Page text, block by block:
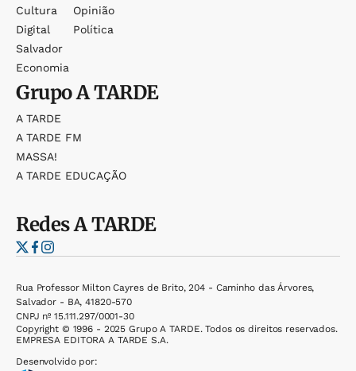
Cultura
Digital
Salvador
Economia
Opinião
Política
GrupoA TARDE
A TARDE
A TARDE FM
MASSA!
A TARDE EDUCAÇÃO
RedesA TARDE
Rua Professor Milton Cayres de Brito, 204 - Caminho das Árvores,
Salvador - BA, 41820-570
CNPJ nº 15.111.297/0001-30
Copyright © 1996 - 2025 Grupo A TARDE. Todos os direitos reservados.
EMPRESA EDITORA A TARDE S.A.
Desenvolvido por: